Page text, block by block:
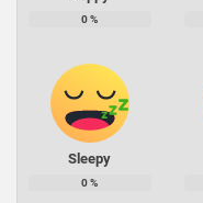
0%
Sleepy
0%